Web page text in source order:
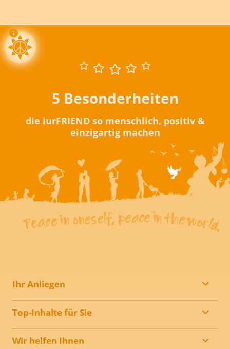
5 Besonderheiten
die iurFRIEND so menschlich, positiv &
einzigartig machen
Ihr Anliegen
Top-Inhalte für Sie
Wir helfen Ihnen